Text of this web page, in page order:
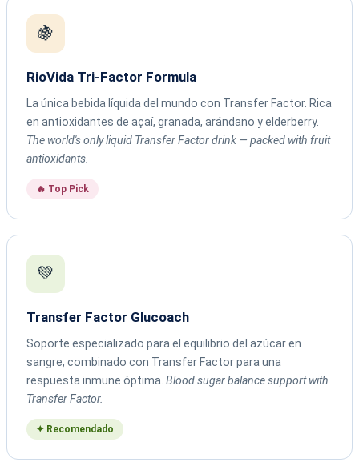
🍇
RioVida Tri-Factor Formula
La única bebida líquida del mundo con Transfer Factor. Rica
en antioxidantes de açaí, granada, arándano y elderberry.
The world's only liquid Transfer Factor drink — packed with fruit
antioxidants.
🔥 Top Pick
💚
Transfer Factor Glucoach
Soporte especializado para el equilibrio del azúcar en
sangre, combinado con Transfer Factor para una
respuesta inmune óptima. Blood sugar balance support with
Transfer Factor.
✦ Recomendado